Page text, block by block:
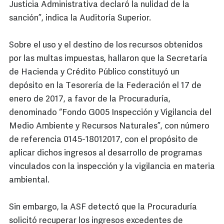
Justicia Administrativa declaró la nulidad de la
sanción”, indica la Auditoría Superior.
Sobre el uso y el destino de los recursos obtenidos
por las multas impuestas, hallaron que la Secretaría
de Hacienda y Crédito Público constituyó un
depósito en la Tesorería de la Federación el 17 de
enero de 2017, a favor de la Procuraduría,
denominado “Fondo G005 Inspección y Vigilancia del
Medio Ambiente y Recursos Naturales”, con número
de referencia 0145-18012017, con el propósito de
aplicar dichos ingresos al desarrollo de programas
vinculados con la inspección y la vigilancia en materia
ambiental.
Sin embargo, la ASF detectó que la Procuraduría
solicitó recuperar los ingresos excedentes de